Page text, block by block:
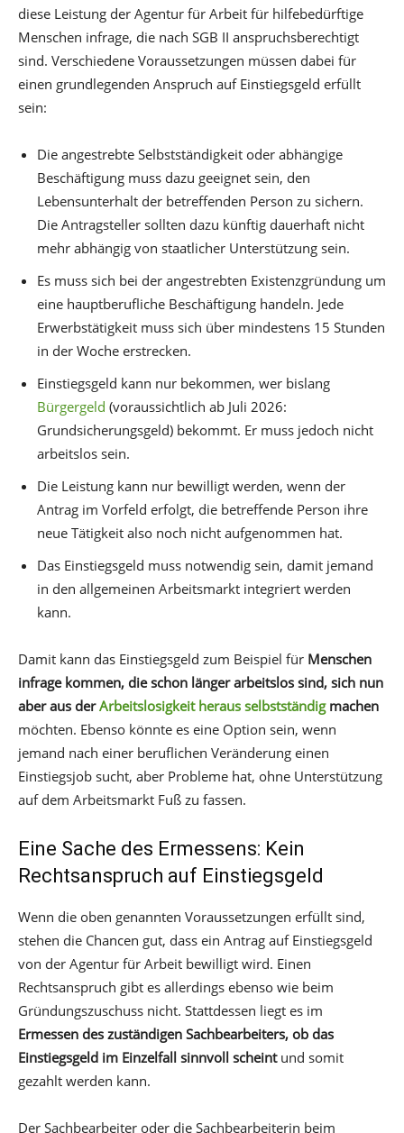
diese Leistung der Agentur für Arbeit für hilfebedürftige
Menschen infrage, die nach SGB II anspruchsberechtigt
sind. Verschiedene Voraussetzungen müssen dabei für
einen grundlegenden Anspruch auf Einstiegsgeld erfüllt
sein:
Die angestrebte Selbstständigkeit oder abhängige
Beschäftigung muss dazu geeignet sein, den
Lebensunterhalt der betreffenden Person zu sichern.
Die Antragsteller sollten dazu künftig dauerhaft nicht
mehr abhängig von staatlicher Unterstützung sein.
Es muss sich bei der angestrebten Existenzgründung um
eine hauptberufliche Beschäftigung handeln. Jede
Erwerbstätigkeit muss sich über mindestens 15 Stunden
in der Woche erstrecken.
Einstiegsgeld kann nur bekommen, wer bislang
Bürgergeld (voraussichtlich ab Juli 2026:
Grundsicherungsgeld) bekommt. Er muss jedoch nicht
arbeitslos sein.
Die Leistung kann nur bewilligt werden, wenn der
Antrag im Vorfeld erfolgt, die betreffende Person ihre
neue Tätigkeit also noch nicht aufgenommen hat.
Das Einstiegsgeld muss notwendig sein, damit jemand
in den allgemeinen Arbeitsmarkt integriert werden
kann.
Damit kann das Einstiegsgeld zum Beispiel für Menschen
infrage kommen, die schon länger arbeitslos sind, sich nun
aber aus derArbeitslosigkeit heraus selbstständigmachen
möchten. Ebenso könnte es eine Option sein, wenn
jemand nach einer beruflichen Veränderung einen
Einstiegsjob sucht, aber Probleme hat, ohne Unterstützung
auf dem Arbeitsmarkt Fuß zu fassen.
Eine Sache des Ermessens: Kein
Rechtsanspruch auf Einstiegsgeld
Wenn die oben genannten Voraussetzungen erfüllt sind,
stehen die Chancen gut, dass ein Antrag auf Einstiegsgeld
von der Agentur für Arbeit bewilligt wird. Einen
Rechtsanspruch gibt es allerdings ebenso wie beim
Gründungszuschuss nicht. Stattdessen liegt es im
Ermessen des zuständigen Sachbearbeiters, ob das
Einstiegsgeld im Einzelfall sinnvoll scheintund somit
gezahlt werden kann.
Der Sachbearbeiter oder die Sachbearbeiterin beim